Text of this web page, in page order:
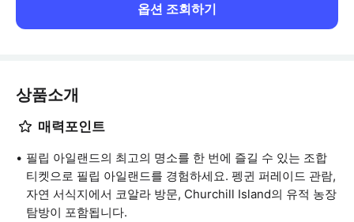
옵션 조회하기
상품소개
매력포인트
필립 아일랜드의 최고의 명소를 한 번에 즐길 수 있는 조합
티켓으로 필립 아일랜드를 경험하세요. 펭귄 퍼레이드 관람,
자연 서식지에서 코알라 방문, Churchill Island의 유적 농장
탐방이 포함됩니다.